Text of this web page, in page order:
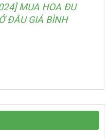
MUA HOA ĐU
ĐÂU GIÁ BÌNH